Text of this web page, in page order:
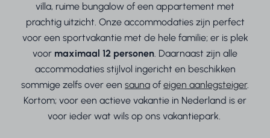
villa, ruime bungalow of een appartement met
prachtig uitzicht. Onze accommodaties zijn perfect
voor een sportvakantie met de hele familie; er is plek
voor maximaal 12 personen. Daarnaast zijn alle
accommodaties stijlvol ingericht en beschikken
sommige zelfs over een sauna of eigen aanlegsteiger.
Kortom; voor een actieve vakantie in Nederland is er
voor ieder wat wils op ons vakantiepark.